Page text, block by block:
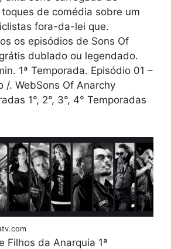
de comédia sobre um
fora-da-lei que.
os episódios de Sons Of
dublado ou legendado.
1ª Temporada. Episódio 01 –
/. WebSons Of Anarchy
1°, 2°, 3°, 4° Temporadas
Filhos da Anarquia 1ª